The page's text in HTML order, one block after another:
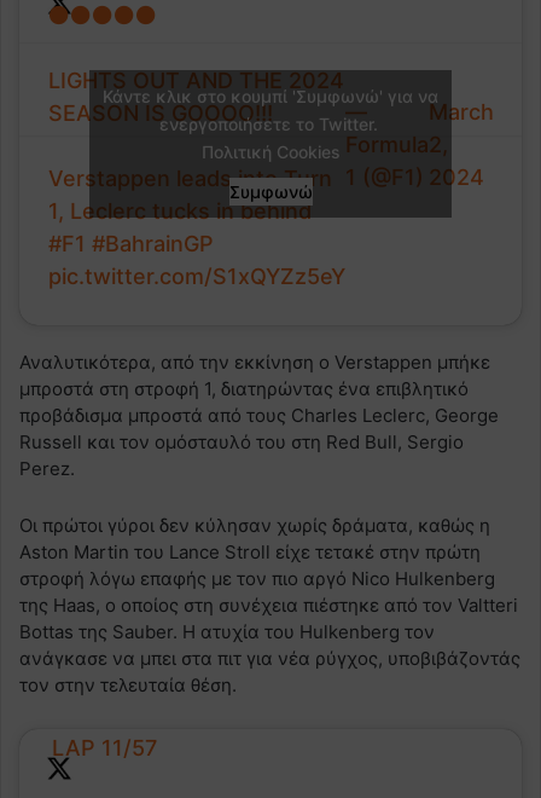
⚫️⚫️⚫️⚫️⚫️
LIGHTS OUT AND THE 2024
SEASON IS GOOOO!!!
Verstappen leads into Turn
1, Leclerc tucks in behind
#F1 #BahrainGP
pic.twitter.com/S1xQYZz5eY
—
Formula
1 (@F1)
March
2,
2024
Κάντε κλικ στο κουμπί 'Συμφωνώ' για να
ενεργοποιήσετε το Twitter.
Πολιτική Cookies
Συμφωνώ
Αναλυτικότερα, από την εκκίνηση ο Verstappen μπήκε
μπροστά στη στροφή 1, διατηρώντας ένα επιβλητικό
προβάδισμα μπροστά από τους Charles Leclerc, George
Russell και τον ομόσταυλό του στη Red Bull, Sergio
Perez.
Οι πρώτοι γύροι δεν κύλησαν χωρίς δράματα, καθώς η
Aston Martin του Lance Stroll είχε τετακέ στην πρώτη
στροφή λόγω επαφής με τον πιο αργό Nico Hulkenberg
της Haas, ο οποίος στη συνέχεια πιέστηκε από τον Valtteri
Bottas της Sauber. Η ατυχία του Hulkenberg τον
ανάγκασε να μπει στα πιτ για νέα ρύγχος, υποβιβάζοντάς
τον στην τελευταία θέση.
LAP 11/57